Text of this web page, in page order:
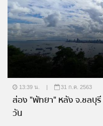
13:39 น. | 31 ก.ค. 2563
ส่อง "พัทยา" หลัง จ.ชลบุ
วัน